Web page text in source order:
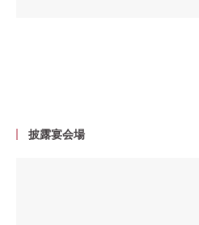
披露宴会場